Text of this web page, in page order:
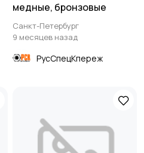
медные, бронзовые
Санкт-Петербург
9 месяцев назад
РусСпецКпереж